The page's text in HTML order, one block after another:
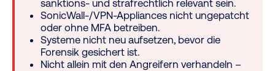
sanktions- und strafrechtlich relevant sein.
SonicWall-/VPN-Appliances nicht ungepatcht
oder ohne MFA betreiben.
Systeme nicht neu aufsetzen, bevor die
Forensik gesichert ist.
Nicht allein mit den Angreifern verhandeln –